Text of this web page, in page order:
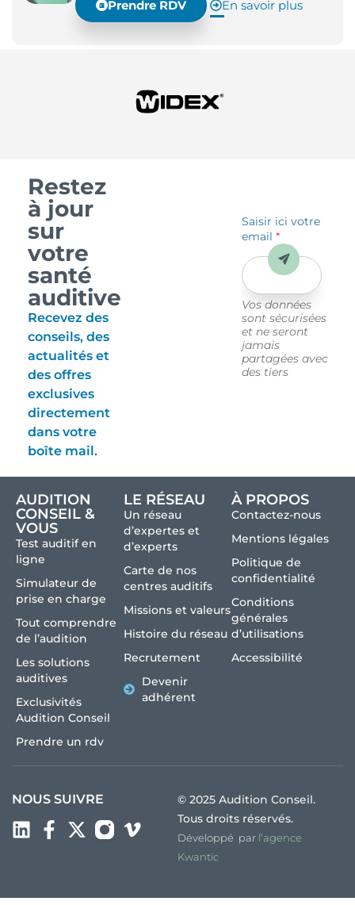
Prendre RDV En savoir plus
Restez
à jour
sur
votre
santé
auditive
Recevez des
conseils, des
actualités et
des offres
exclusives
directement
dans votre
boîte mail.
Saisir ici votre
email*
Vos données
sont sécurisées
et ne seront
jamais
partagées avec
des tiers
Envoyer
AUDITION
CONSEIL &
VOUS
Test auditif en
ligne
Simulateur de
prise en charge
Tout comprendre
de l’audition
Les solutions
auditives
Exclusivités
Audition Conseil
Prendre un rdv
LE RÉSEAU
Un réseau
d’expertes et
d’experts
Carte de nos
centres auditifs
Missions et valeurs
Histoire du réseau
Recrutement
Devenir
adhérent
À PROPOS
Contactez-nous
Mentions légales
Politique de
confidentialité
Conditions
générales
d’utilisations
Accessibilité
NOUS SUIVRE
© 2025 Audition Conseil.
Tous droits réservés.
Développé par l’agence
Kwantic